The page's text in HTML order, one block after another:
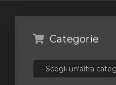
Categorie